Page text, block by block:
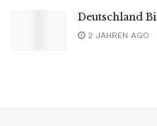
Deutschland
2 JAHREN AGO